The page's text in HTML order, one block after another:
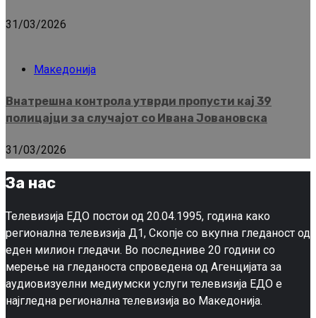
31/03/2026
Македонија
Внатрешна контрола утврди пропусти кај 39
полицајци за случајот со Ивана Јовановска
31/03/2026
За нас
Телевизија ЕДО постои од 20.04.1995, година како
регионална телевизија Д1, Скопје со вкупна гледаност од
еден милион гледачи. Во последниве 20 години со
мерење на гледаноста спроведена од Агенцијата за
аудиовизуелни медиумски услуги телевизија ЕДО е
најгледна регионална телевизија во Македонија.